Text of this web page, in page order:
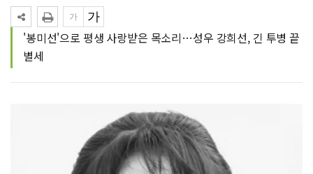
'봉미선'으로 평생 사랑받은 목소리…성우 강희선, 긴 투병 끝
별세